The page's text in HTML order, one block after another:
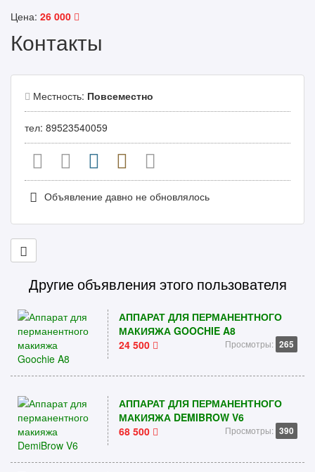
Цена: 26 000
Контакты
Местность: Повсеместно
тел: 89523540059
Объявление давно не обновлялось
Другие объявления этого пользователя
АППАРАТ ДЛЯ ПЕРМАНЕНТНОГО
МАКИЯЖА GOOCHIE A8
24 500
Просмотры: 265
АППАРАТ ДЛЯ ПЕРМАНЕНТНОГО
МАКИЯЖА DEMIBROW V6
68 500
Просмотры: 390